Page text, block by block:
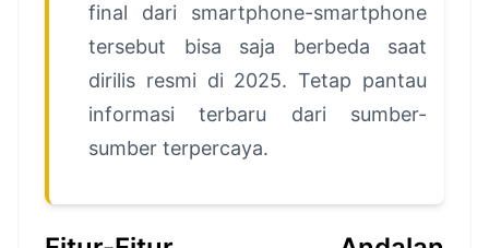
final dari smartphone-smartphone
tersebut bisa saja berbeda saat
dirilis resmi di 2025. Tetap pantau
informasi terbaru dari sumber-
sumber terpercaya.